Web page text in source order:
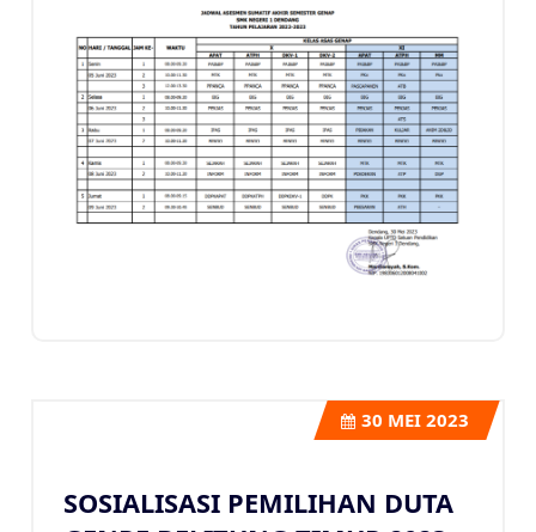
SOSIALISASI PEMILIHAN DUTA
30 MEI 2023